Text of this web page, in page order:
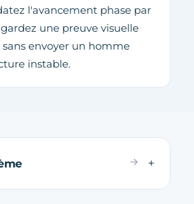
l'avancement phase par
une preuve visuelle
envoyer un homme
instable.